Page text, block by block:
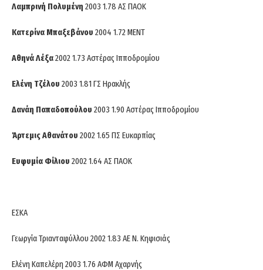
Λαμπρινή Πολυμένη 2003 1.78 ΑΣ ΠΑΟΚ
Κατερίνα Μπαξεβάνου 2004 1.72 ΜΕΝΤ
Αθηνά Λέξα2002 1.73 Αστέρας Ιπποδρομίου
Ελένη Τζέλου 2003 1.81 ΓΣ Ηρακλής
Δανάη Παπαδοπούλου 2003 1.90 Αστέρας Ιπποδρομίου
Άρτεμις Αθανάτου 2002 1.65 ΠΣ Ευκαρπίας
Ευφυμία Φίλιου 2002 1.64 ΑΣ ΠΑΟΚ
ΕΣΚΑ
Γεωργία Τριανταφύλλου 2002 1.83 ΑΕ Ν. Κηφισιάς
Ελένη Καπελέρη 2003 1.76 ΑΦΜ Αχαρνής